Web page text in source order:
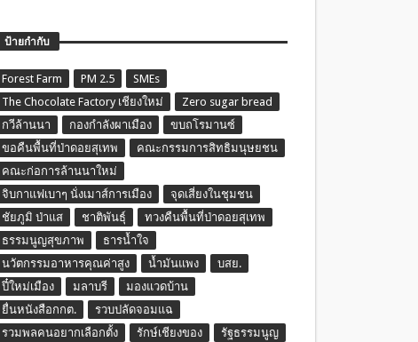
ป้ายกำกับ
Forest Farm PM 2.5
SMEs
The Chocolate Factory เชียงใหม่
Zero sugar bread
กวีล้านนา
กองกำลังผาเมือง
ขบถโรมานซ์
ขอคืนพื้นที่ป่าดอยสุเทพ
คณะกรรมการสิทธิมนุษยชน
คณะก่อการล้านนาใหม่
จิบกาแฟเบาๆ นั่งเมาส์การเมือง
จุดเสี่ยงในชุมชน
ชัยภูมิ ป่าแส
ชาติพันธุ์
ทวงคืนพื้นที่ป่าดอยสุเทพ
ธรรมนูญสุขภาพ
ธารน้ำใจ
นวัตกรรมอาหารคุณค่าสูง
น้ำมันแพง
บสย.
ปี๋ใหม่เมือง
มลาบรี
มองแวดบ้าน
ยื่นหนังสือกกต.
รวบปลัดจอมแฉ
รวมพลคนอยากเลือกตั้ง
รักษ์เชียงของ รัฐธรรมนูญ